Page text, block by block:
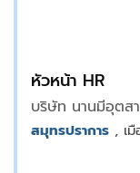
หัวหน้า HR
บริษัท นานมีอุตส
สมุทรปราการ , เ